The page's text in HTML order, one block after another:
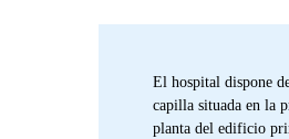
El hospital dispone
capilla situada en la
planta del edificio